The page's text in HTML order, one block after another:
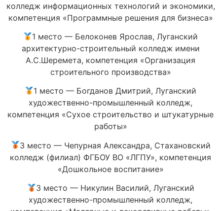
колледж информационных технологий и экономики,
компетенция «Программные решения для бизнеса»
1 место — Белоконев Ярослав, Луганский
архитектурно-строительный колледж имени
А.С.Шеремета, компетенция «Организация
строительного производства»
1 место — Богданов Дмитрий, Луганский
художественно-промышленный колледж,
компетенция «Сухое строительство и штукатурные
работы»
3 место — Чепурная Александра, Стахановский
колледж (филиал) ФГБОУ ВО «ЛГПУ», компетенция
«Дошкольное воспитание»
3 место — Никулин Василий, Луганский
художественно-промышленный колледж,